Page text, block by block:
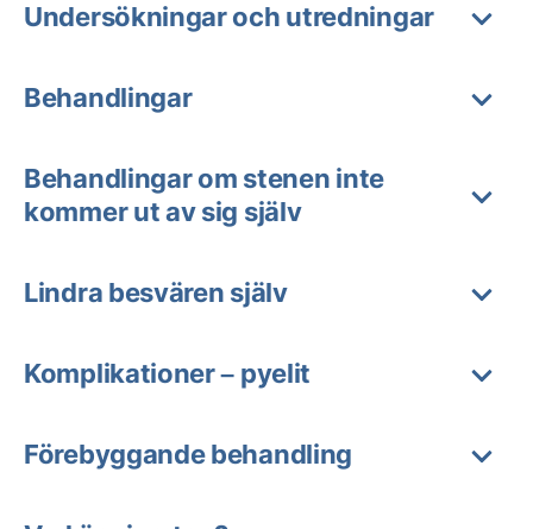
Undersökningar och utredningar
Behandlingar
Behandlingar om stenen inte
kommer ut av sig själv
Lindra besvären själv
Komplikationer – pyelit
Förebyggande behandling